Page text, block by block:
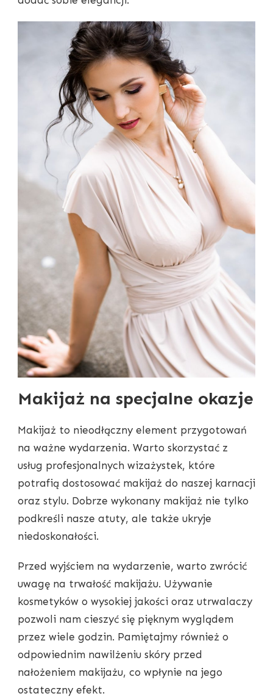
Makijaż na specjalne okazje
Makijaż to nieodłączny element przygotowań
na ważne wydarzenia. Warto skorzystać z
usług profesjonalnych wizażystek, które
potrafią dostosować makijaż do naszej karnacji
oraz stylu. Dobrze wykonany makijaż nie tylko
podkreśli nasze atuty, ale także ukryje
niedoskonałości.
Przed wyjściem na wydarzenie, warto zwrócić
uwagę na trwałość makijażu. Używanie
kosmetyków o wysokiej jakości oraz utrwalaczy
pozwoli nam cieszyć się pięknym wyglądem
przez wiele godzin. Pamiętajmy również o
odpowiednim nawilżeniu skóry przed
nałożeniem makijażu, co wpłynie na jego
ostateczny efekt.